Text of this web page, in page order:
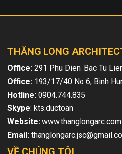
B2349 ...
THĂNG LONG
Office: 291 Phu Dien, Bac Tu
Office: 193/17/40 No 6, Binh
Hotline: 0904.744.835
Skype: kts.ductoan
Website: www.thanglongarc.com
Email:
VỀ CHÚNG TÔI